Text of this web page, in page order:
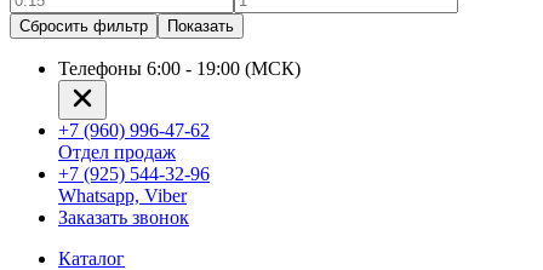
Сбросить фильтр Показать
Телефоны 6:00 - 19:00 (МСК)
+7 (960) 996-47-62
Отдел продаж
+7 (925) 544-32-96
Whatsapp, Viber
Заказать звонок
Каталог